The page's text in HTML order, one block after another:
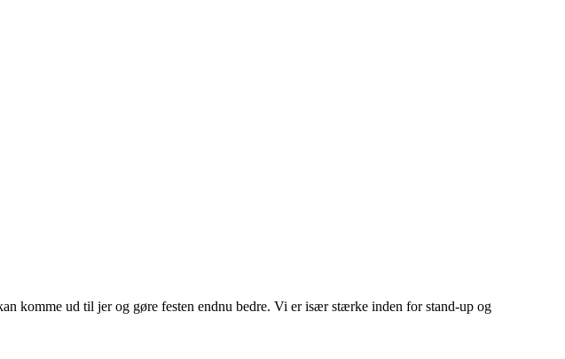
komme ud til jer og gøre festen endnu bedre. Vi er især stærke inden for stand-up og